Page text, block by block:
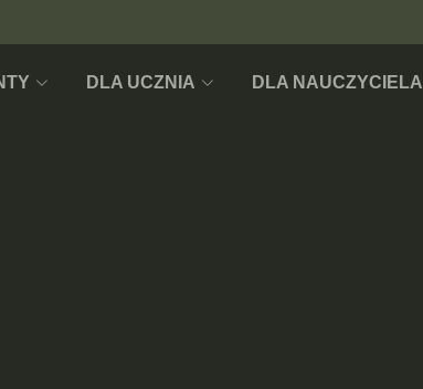
DLA UCZNIA DLA NAUCZYCIELA